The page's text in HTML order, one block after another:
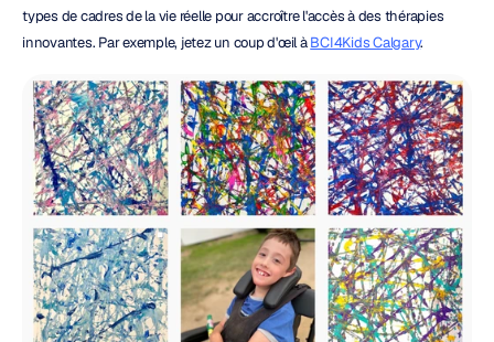
types de cadres de la vie réelle pour accroître l'accès à des thérapies
innovantes. Par exemple, jetez un coup d'œil à BCI4Kids Calgary.